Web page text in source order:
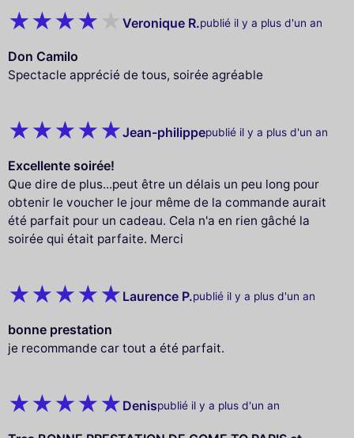
Veronique R.publié il y a plus d'un an
Don Camilo
Spectacle apprécié de tous, soirée agréable
Jean-philippepublié il y a plus d'un an
Excellente soirée!
Que dire de plus...peut être un délais un peu long pour
obtenir le voucher le jour même de la commande aurait
été parfait pour un cadeau. Cela n'a en rien gâché la
soirée qui était parfaite. Merci
Laurence P.publié il y a plus d'un an
bonne prestation
je recommande car tout a été parfait.
Denispublié il y a plus d'un an